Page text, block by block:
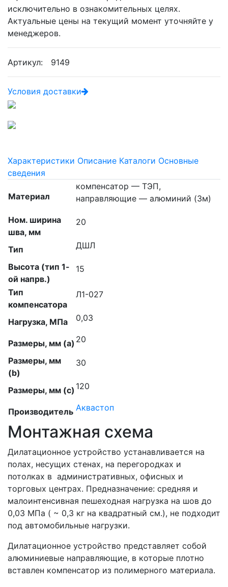
исключительно в ознакомительных целях.
Актуальные цены на текущий момент уточняйте у
менеджеров.
Артикул: 9149
Условия доставки
Характеристики Описание Каталоги Основные
сведения
Материал
компенсатор — ТЭП,
направляющие — алюминий (3м)
Ном. ширина
шва, мм
20
Тип ДШЛ
Высота (тип 1-
ой напрв.)
15
Тип
компенсатора
Л1-027
Нагрузка, МПа 0,03
Размеры, мм (а) 20
Размеры, мм
(b)
30
Размеры, мм (c) 120
Производитель Аквастоп
Монтажная схема
Дилатационное устройство устанавливается на
полах, несущих стенах, на перегородках и
потолках в административных, офисных и
торговых центрах. Предназначение: средняя и
малоинтенсивная пешеходная нагрузка на шов до
0,03 МПа ( ~ 0,3 кг на квадратный см.), не подходит
под автомобильные нагрузки.
Дилатационное устройство представляет собой
алюминиевые направляющие, в которые плотно
вставлен компенсатор из полимерного материала.